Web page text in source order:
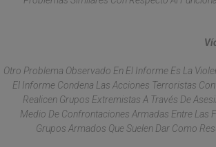
Otro Problema Observado En El Informe Es La
El Informe Condena Las Acciones Terroristas
Realicen Grupos Extremistas A Través De
Medio De Confrontaciones Armadas Entre Las
Grupos Armados Que Suelen Dar Como